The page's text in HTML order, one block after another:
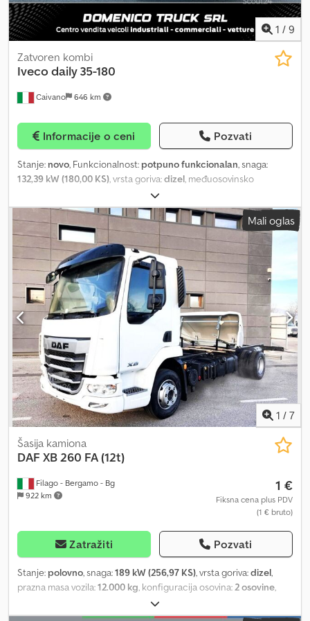
1 / 9
Caivano 646 km
Zatvoren kombi
Ivecodaily 35-180
Informacije o ceni Pozvati
Stanje: novo, Funkcionalnost: potpuno funkcionalan, snaga:
132,39 kW (180,00 KS), vrsta goriva:dizel, međuosovinsko
, tip prenosa:
sedišta:6, Oprema:ABS, centralno zaključavanje, klima uređaj,
ugrađeni računar
, IVECO DAILY 3.0 35-180 Dostupne dužine šasije:
3000/3450/3750 mm Manuelni menjač sa 6 brzina Dupla zadnja
osovina Lisnate opruge (četvorolisne) Polueliptična lisnata
opruga + lisnata opruga Digitalni BLUETOOTH (DAB) auto-radio
Klima/električni podizači stakala Digitalna instrument tabla
Comfort Izvlačivi nosač rezervnog točka USB priključak za
punjenje MOGUĆNOST PERSONALIZOVANOG FINANSIRANJA ILI
LIZINGA NA LICU MESTA. OD 24 DO MAKSIMALNO 96 RATA ČAK I
BEZ UČEŠĆA. KONTAKTI: 0823 1686306 335 6713062 RADNO
VREME: PONEDELJAK-PETAK 8:30-19:00 – SUBOTA 08:30-14:00
Kompanija Domenico Truck d.o.o. ne preuzima odgovornost za
eventualna odstupanja tehničke opreme, opcija i karakteristika,
koje se u nekim slučajevima mogu razlikovati od navedenih u
opisu. Molimo vas da proverite specifikacije konkretnog vozila.
Dcedpfexu Nmasx Akwok
Mali oglas
1 / 7
Filago - Bergamo - Bg
922 km
Šasija kamiona
DAF XB 260 FA (12t)
1 €
Fiksna cena plus PDV
(1 € bruto)
Zatražiti Pozvati
Stanje: polovno, snaga:189 kW (256,97 KS), vrsta goriva:dizel,
prazna masa vozila:12.000 kg, konfiguracija osovina:2 osovine,
mehanički, emisioni razred:
proizvodnje:2026, Oprema:klima uređaj, POVJERLJIVA PONUDA